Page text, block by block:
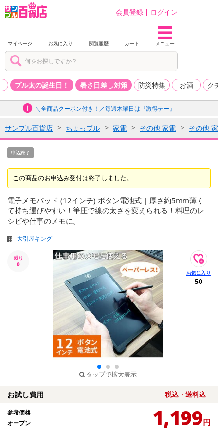
会員登録 ログイン
マイページ お気に入り 閲覧履歴 カート メニュー
プル太の誕生日！ 暑さ日差し対策 防災特集 お酒 ク
＼全商品クーポン付き！／毎週木曜日は『激得デー』
サンプル百貨店 ちょっプル 家電 その他 家電 その他
申込終了
この商品のお申込み受付は終了しました。
電子メモパッド (12インチ) ボタン電池式 | 厚さ約5mm薄く
て持ち運びやすい！筆圧で線の太さを変えられる！料理のレ
シピや仕事のメモに。
大引屋キング
残り
0
タップで拡大表示
50
お試し費用 税込・送料込
参考価格
オープン
1,199円